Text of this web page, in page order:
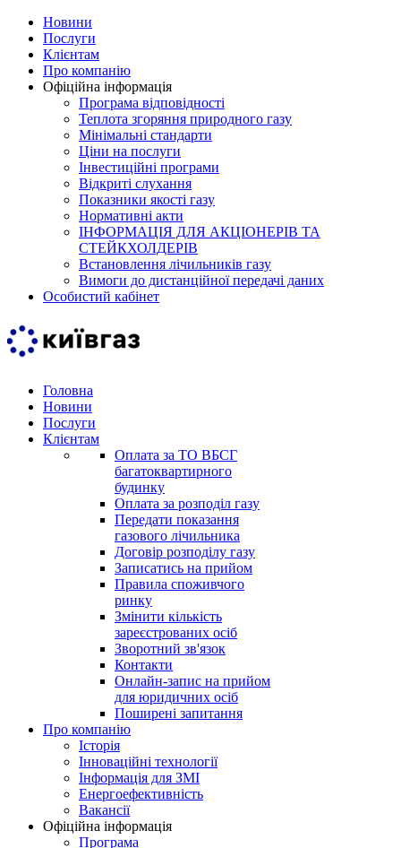
Новини
Послуги
Клієнтам
Про компанію
Офіційна інформація
Програма відповідності
Теплота згоряння природного газу
Мінімальні стандарти
Ціни на послуги
Інвестиційні програми
Відкриті слухання
Показники якості газу
Нормативні акти
ІНФОРМАЦІЯ ДЛЯ АКЦІОНЕРІВ ТА
СТЕЙКХОЛДЕРІВ
Встановлення лічильників газу
Вимоги до дистанційної передачі даних
Особистий кабінет
Головна
Новини
Послуги
Клієнтам
Оплата за ТО ВБСГ
багатоквартирного
будинку
Оплата за розподіл газу
Передати показання
газового лічильника
Договір розподілу газу
Записатись на прийом
Правила споживчого
ринку
Змінити кількість
зареєстрованих осіб
Зворотний зв'язок
Контакти
Онлайн-запис на прийом
для юридичних осіб
Поширені запитання
Про компанію
Історія
Інноваційні технології
Інформація для ЗМІ
Енергоефективність
Вакансії
Офіційна інформація
Програма